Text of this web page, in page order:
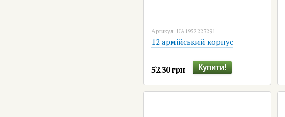
Артикул: UA1952223291
12 армійський корпус
52.30 грн Купити!